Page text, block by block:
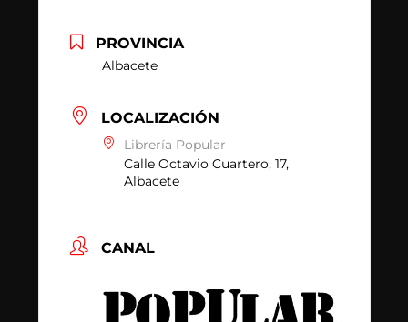
PROVINCIA
Albacete
LOCALIZACIÓN
Librería Popular
Calle Octavio Cuartero, 17,
Albacete
CANAL